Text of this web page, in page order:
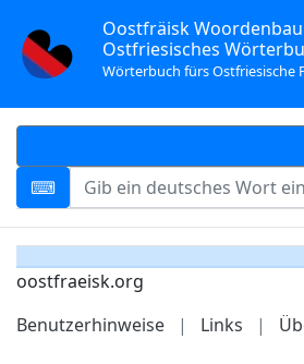
Oostfräisk
Ostfriesisches
Wörterbuch fürs Ostfriesische
oostfraeisk.org
Benutzerhinweise
| Links |